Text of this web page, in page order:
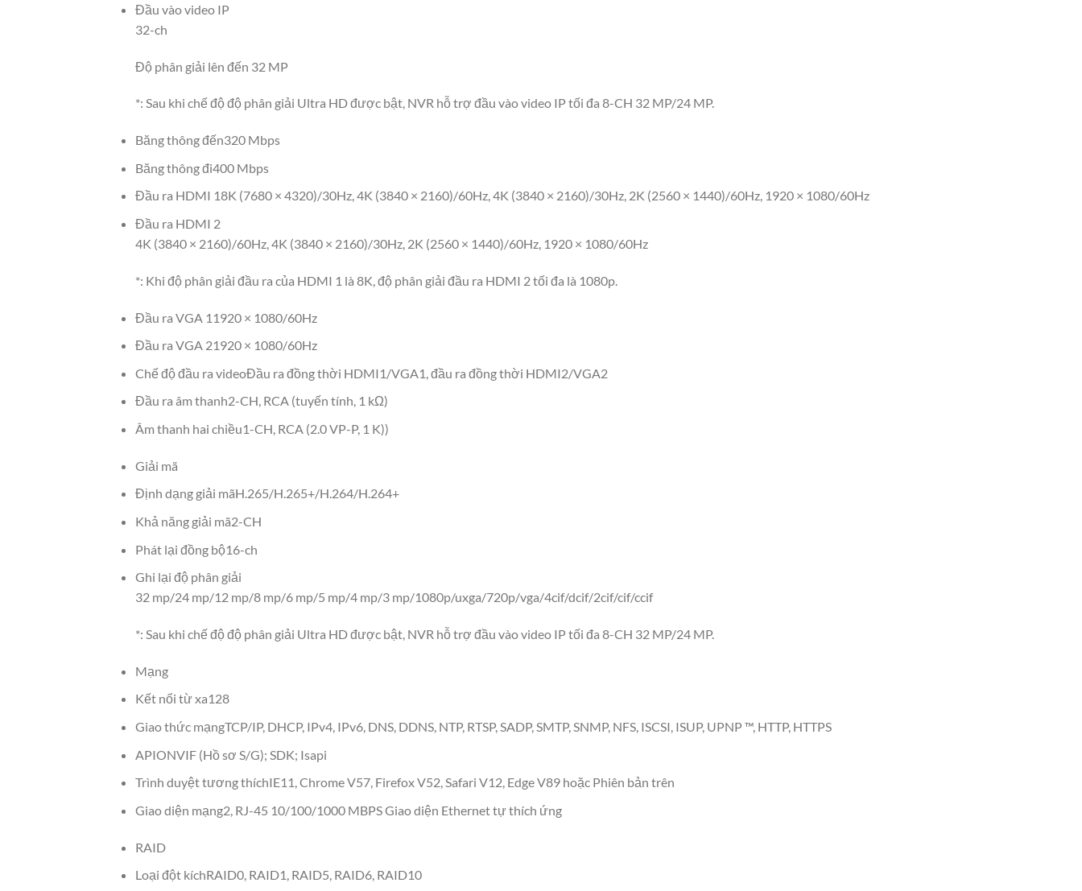
Đầu vào video IP
32-ch
Độ phân giải lên đến 32 MP
*: Sau khi chế độ độ phân giải Ultra HD được bật, NVR hỗ trợ đầu vào video IP tối đa 8-CH 32 MP/24 MP.
Băng thông đến320 Mbps
Băng thông đi400 Mbps
Đầu ra HDMI 18K (7680 × 4320)/30Hz, 4K (3840 × 2160)/60Hz, 4K (3840 × 2160)/30Hz, 2K (2560 × 1440)/60Hz, 1920 × 1080/60Hz
Đầu ra HDMI 2
4K (3840 × 2160)/60Hz, 4K (3840 × 2160)/30Hz, 2K (2560 × 1440)/60Hz, 1920 × 1080/60Hz
*: Khi độ phân giải đầu ra của HDMI 1 là 8K, độ phân giải đầu ra HDMI 2 tối đa là 1080p.
Đầu ra VGA 1 1920 × 1080/60Hz
Đầu ra VGA 21920 × 1080/60Hz
Chế độ đầu ra videoĐầu ra đồng thời HDMI1/VGA1, đầu ra đồng thời HDMI2/VGA2
Đầu ra âm thanh2-CH, RCA (tuyến tính, 1 kΩ)
Âm thanh hai chiều1-CH, RCA (2.0 VP-P, 1 K))
Giải mã
Định dạng giải mãH.265/H.265+/H.264/H.264+
Khả năng giải mã2-CH
Phát lại đồng bộ16-ch
Ghi lại độ phân giải
32 mp/24 mp/12 mp/8 mp/6 mp/5 mp/4 mp/3 mp/1080p/uxga/720p/vga/4cif/dcif/2cif/cif/ccif
*: Sau khi chế độ độ phân giải Ultra HD được bật, NVR hỗ trợ đầu vào video IP tối đa 8-CH 32 MP/24 MP.
Mạng
Kết nối từ xa128
Giao thức mạngTCP/IP, DHCP, IPv4, IPv6, DNS, DDNS, NTP, RTSP, SADP, SMTP, SNMP, NFS, ISCSI, ISUP, UPNP ™, HTTP, HTTPS
APIONVIF (Hồ sơ S/G); SDK; Isapi
Trình duyệt tương thíchIE11, Chrome V57, Firefox V52, Safari V12, Edge V89 hoặc Phiên bản trên
Giao diện mạng2, RJ-45 10/100/1000 MBPS Giao diện Ethernet tự thích ứng
RAID
Loại đột kíchRAID0, RAID1, RAID5, RAID6, RAID10